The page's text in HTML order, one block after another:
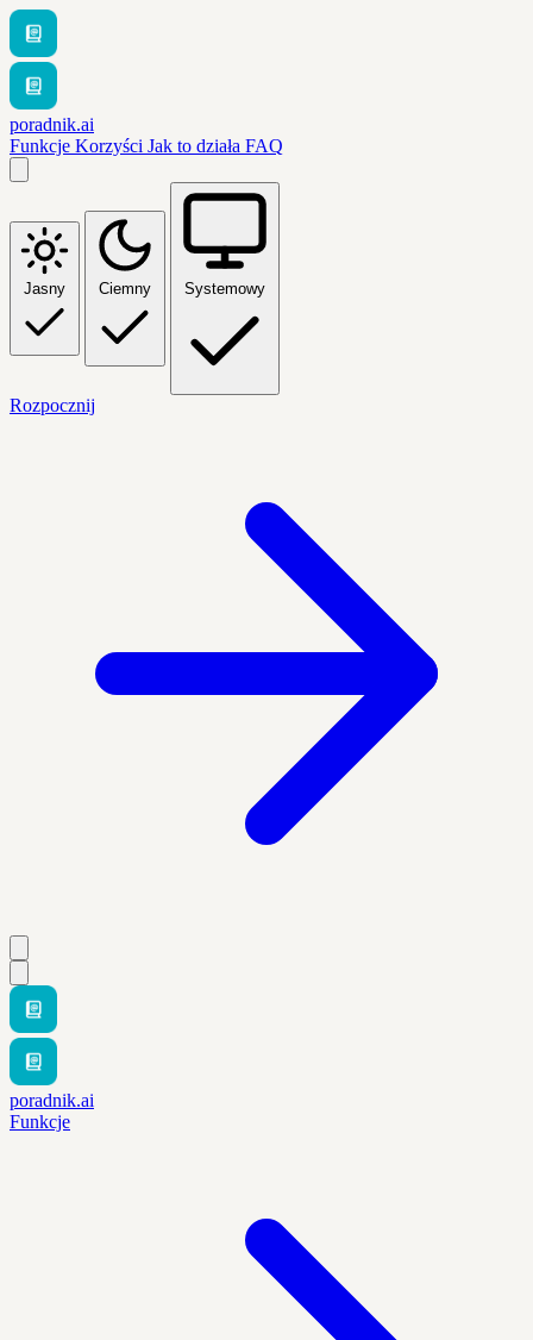
poradnik.ai
Funkcje Korzyści Jak to działa FAQ
Jasny Ciemny Systemowy
Rozpocznij
poradnik.ai
Funkcje